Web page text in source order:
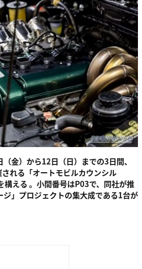
金）から12日（日）までの3日間、
れる「オートモビルカウンシル
構える 。小間番号はP03で、同社が推
ジ」プロジェクトの集大成である1台が